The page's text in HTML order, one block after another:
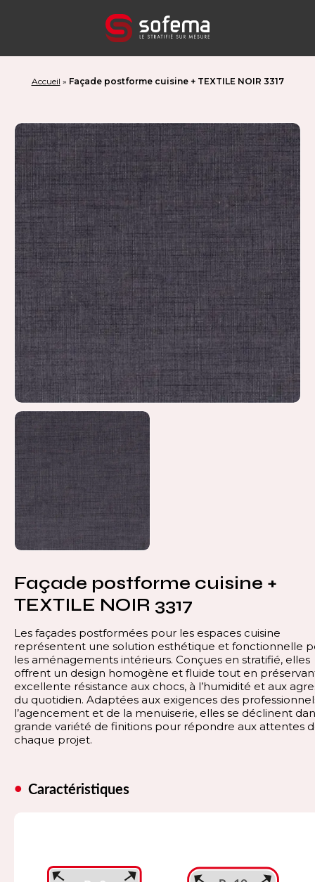
Accueil » Façade postforme cuisine + TEXTILE NOIR 3317
Façade postforme cuisine +
TEXTILE NOIR 3317
Les façades postformées pour les espaces cuisine
représentent une solution esthétique et fonctionnelle
les aménagements intérieurs. Conçues en stratifié, elles
offrent un design homogène et fluide tout en
excellente résistance aux chocs, à l’humidité et aux
du quotidien. Adaptées aux exigences des
l’agencement et de la menuiserie, elles se déclinent
grande variété de finitions pour répondre aux attentes
chaque projet.
Caractéristiques